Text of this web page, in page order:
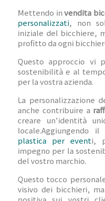
Mettendo invendita
personalizzati, non
iniziale del bicchiere,
profitto da ogni
Questo approccio vi
sostenibilità e al
per la vostra azienda.
La personalizzazione
anche contribuire a
creare un'identità
locale.Aggiungendo
plastica per eventi,
impegno per la
del vostro marchio.
Questo tocco
visivo dei bicchieri,